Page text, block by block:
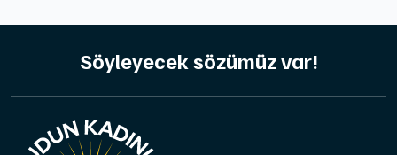
Söyleyecek sözümüz var!